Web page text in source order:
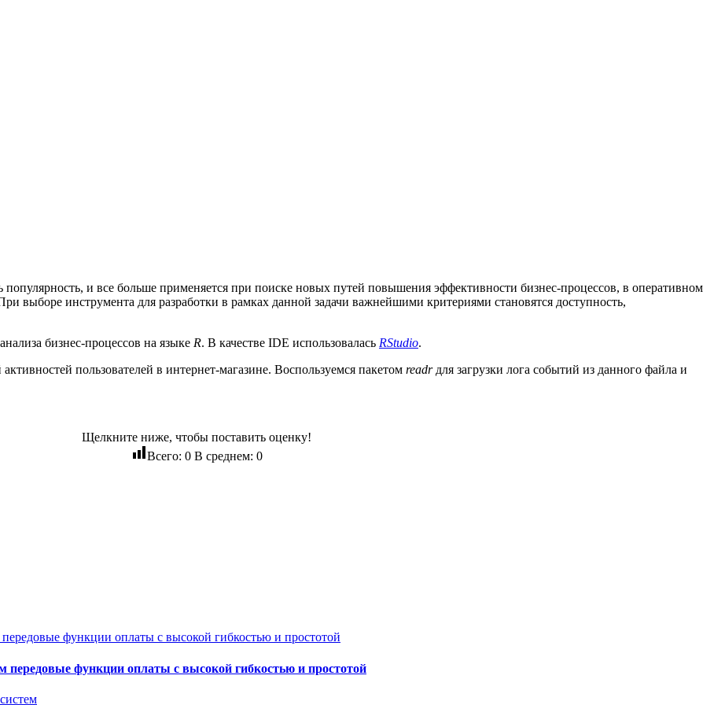
и все больше применяется при поиске новых путей повышения эффективности бизнес-процессов, в оперативном
выборе инструмента для разработки в рамках данной задачи важнейшими критериями становятся доступность,
бизнес-процессов на языке R. В качестве IDE использовалась RStudio.
пользователей в интернет-магазине. Воспользуемся пакетом readrдля загрузки лога событий из данного файла и
Щелкните ниже, чтобы поставить оценку!
Всего: 0В среднем: 0
функции оплаты с высокой гибкостью и простотой